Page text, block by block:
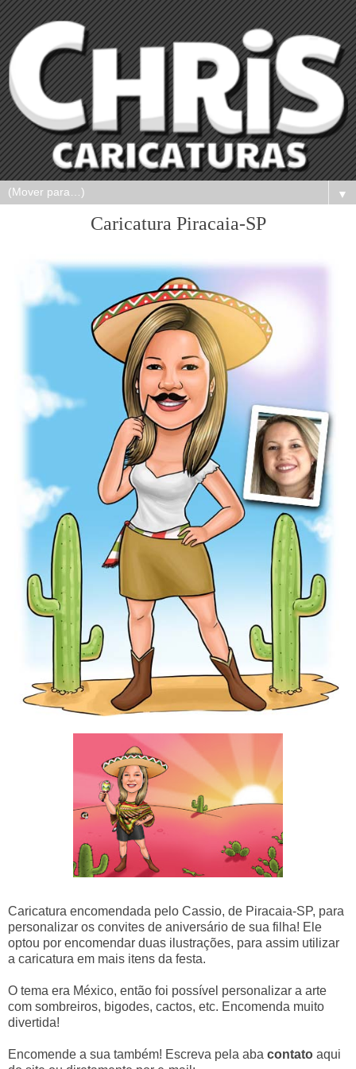
▼
Caricatura Piracaia-SP
Caricatura encomendada pelo Cassio, de Piracaia-SP, para
personalizar os convites de aniversário de sua filha! Ele
optou por encomendar duas ilustrações, para assim utilizar
a caricatura em mais itens da festa.
O tema era México, então foi possível personalizar a arte
com sombreiros, bigodes, cactos, etc. Encomenda muito
divertida!
Encomende a sua também! Escreva pela aba contato aqui